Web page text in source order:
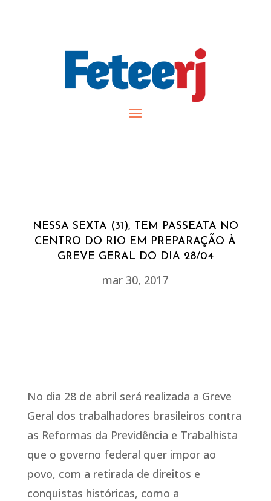
NESSA SEXTA (31), TEM PASSEATA NO
CENTRO DO RIO EM PREPARAÇÃO À
GREVE GERAL DO DIA 28/04
mar 30, 2017
No dia 28 de abril será realizada a Greve
Geral dos trabalhadores brasileiros contra
as Reformas da Previdência e Trabalhista
que o governo federal quer impor ao
povo, com a retirada de direitos e
conquistas históricas, como a